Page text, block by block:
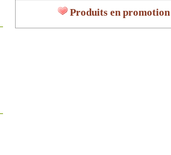
Produits en promotion